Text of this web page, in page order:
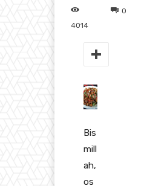
0
4014
Bis
mill
ah,
os